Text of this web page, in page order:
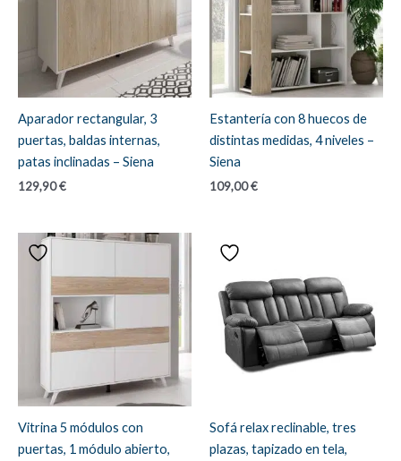
Aparador rectangular, 3
puertas, baldas internas,
patas inclinadas – Siena
129,90€
Estantería con 8 huecos de
distintas medidas, 4 niveles –
Siena
109,00€
Vitrina 5 módulos con
puertas, 1 módulo abierto,
Sofá relax reclinable, tres
plazas, tapizado en tela,